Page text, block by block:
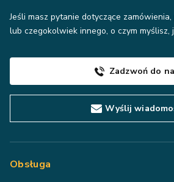
Jeśli masz pytanie dotyczące
lub czegokolwiek innego, o czym myślisz,
Zadzwoń do
Wyślij
Obsługa